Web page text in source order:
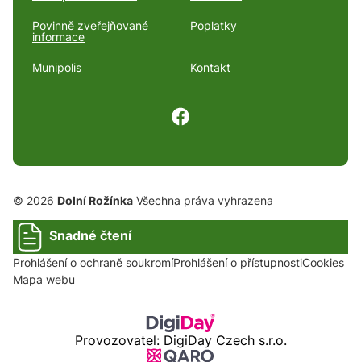
Povinně zveřejňované
informace
Poplatky
Munipolis Kontakt
© 2026 Dolní Rožínka Všechna práva vyhrazena
Snadné čtení
Prohlášení o ochraně soukromíProhlášení o přístupnostiCookies
Mapa webu
Provozovatel: DigiDay Czech s.r.o.